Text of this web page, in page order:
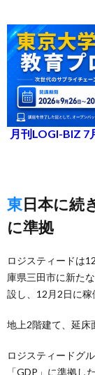
月刊LOGI-BIZ 7
東日本に続き、医薬品の適正流通基準GDP
に準拠
ロジスティードは
庫県三田市に新た
設し、12月2日に稼
地上2階建て、延床
ロジスティードグ
「GDP」に準拠し